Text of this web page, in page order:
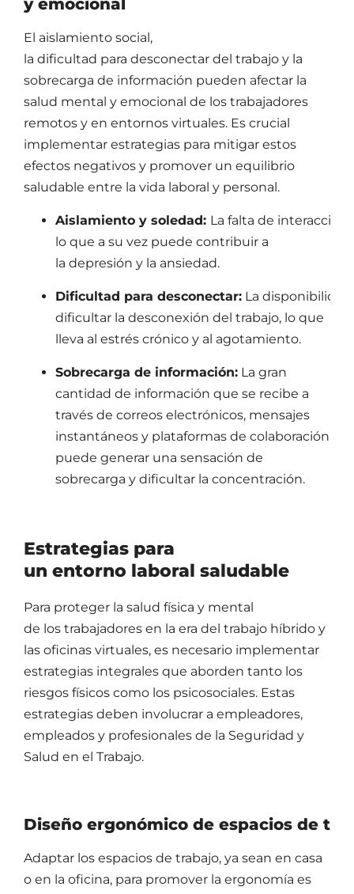
El aislamiento social,
la dificultad para desconectar del trabajo y la
sobrecarga de información pueden afectar la
salud mental y emocional de los trabajadores
remotos y en entornos virtuales. Es crucial
implementar estrategias para mitigar estos
efectos negativos y promover un equilibrio
saludable entre la vida laboral y personal.
Aislamiento y soledad: La falta de
lo que a su vez puede contribuir a
la depresión y la ansiedad.
Dificultad para desconectar: La
dificultar la desconexión del trabajo, lo que
lleva al estrés crónico y al agotamiento.
Sobrecarga de información: La gran
cantidad de información que se recibe a
través de correos electrónicos, mensajes
instantáneos y plataformas de colaboración
puede generar una sensación de
sobrecarga y dificultar la concentración.
Estrategias para
un entorno laboral saludable
Para proteger la salud física y mental
de los trabajadores en la era del trabajo híbrido y
las oficinas virtuales, es necesario implementar
estrategias integrales que aborden tanto los
riesgos físicos como los psicosociales. Estas
estrategias deben involucrar a empleadores,
empleados y profesionales de la Seguridad y
Salud en el Trabajo.
Diseño ergonómico de espacios de
Adaptar los espacios de trabajo, ya sean en casa
o en la oficina, para promover la ergonomía es